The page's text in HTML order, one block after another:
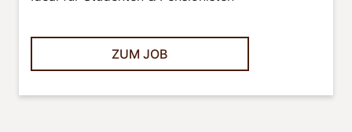
ZUM JOB